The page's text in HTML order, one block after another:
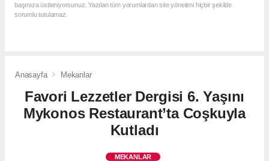
başınıza üstleniyorsunuz. Yazılan tüm yorumlardan site yönetimi hiçbir şekilde
sorumlu tutulamaz.
Anasayfa Mekanlar
Favori Lezzetler Dergisi 6. Yaşını
Mykonos Restaurant’ta Coşkuyla
Kutladı
MEKANLAR